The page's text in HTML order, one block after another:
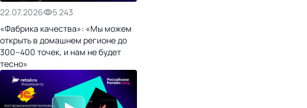
22.07.2026
5 243
«Фабрика качества»: «Мы можем
открыть в домашнем регионе до
300–400 точек, и нам не будет
тесно»